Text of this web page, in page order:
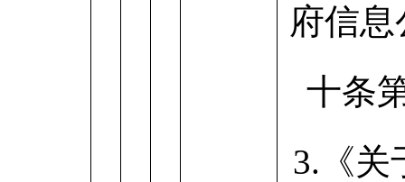
府信
十条
3.《关